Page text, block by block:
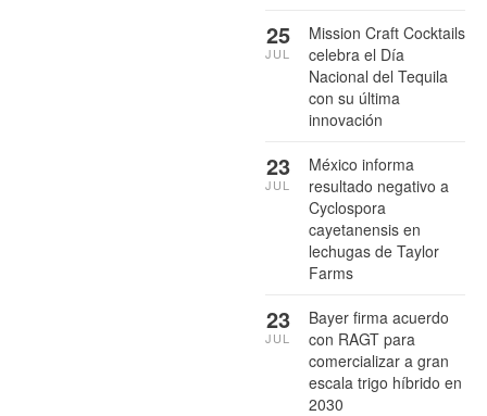
Mission Craft Cocktails
celebra el Día
Nacional del Tequila
con su última
innovación
25
JUL
México informa
resultado negativo a
Cyclospora
cayetanensis en
lechugas de Taylor
Farms
23
JUL
Bayer firma acuerdo
con RAGT para
comercializar a gran
escala trigo híbrido en
2030
23
JUL